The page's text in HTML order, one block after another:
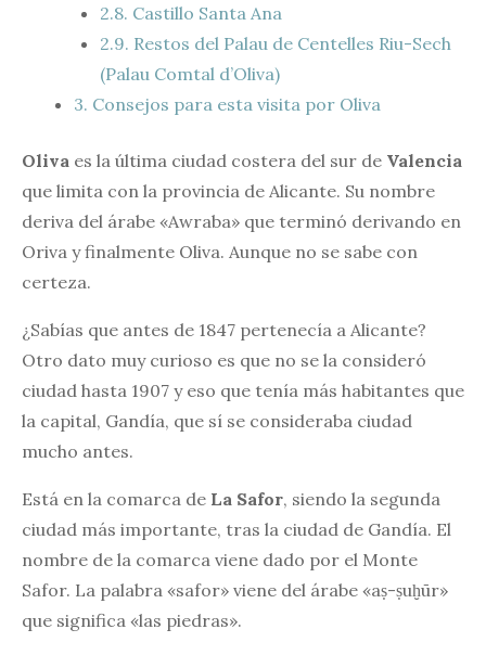
2.8. Castillo Santa Ana
2.9. Restos del Palau de Centelles Riu-Sech
(Palau Comtal d’Oliva)
3. Consejos para esta visita por Oliva
Oliva es la última ciudad costera del sur de Valencia
que limita con la provincia de Alicante. Su nombre
deriva del árabe «Awraba» que terminó derivando en
Oriva y finalmente Oliva. Aunque no se sabe con
certeza.
¿Sabías que antes de 1847 pertenecía a Alicante?
Otro dato muy curioso es que no se la consideró
ciudad hasta 1907 y eso que tenía más habitantes que
la capital, Gandía, que sí se consideraba ciudad
mucho antes.
Está en la comarca de La Safor, siendo la segunda
ciudad más importante, tras la ciudad de Gandía. El
nombre de la comarca viene dado por el Monte
Safor. La palabra «safor» viene del árabe «aṣ-ṣuḫūr»
que significa «las piedras».